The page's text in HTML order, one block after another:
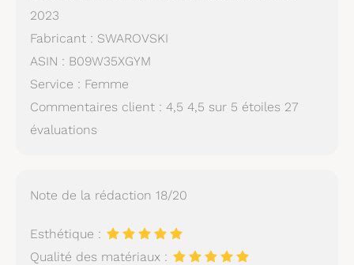
2023
Fabricant : SWAROVSKI
ASIN : B09W35XGYM
Service : Femme
Commentaires client : 4,5 4,5 sur 5 étoiles 27
évaluations
Note de la rédaction 18/20
Esthétique :
Qualité des matériaux :